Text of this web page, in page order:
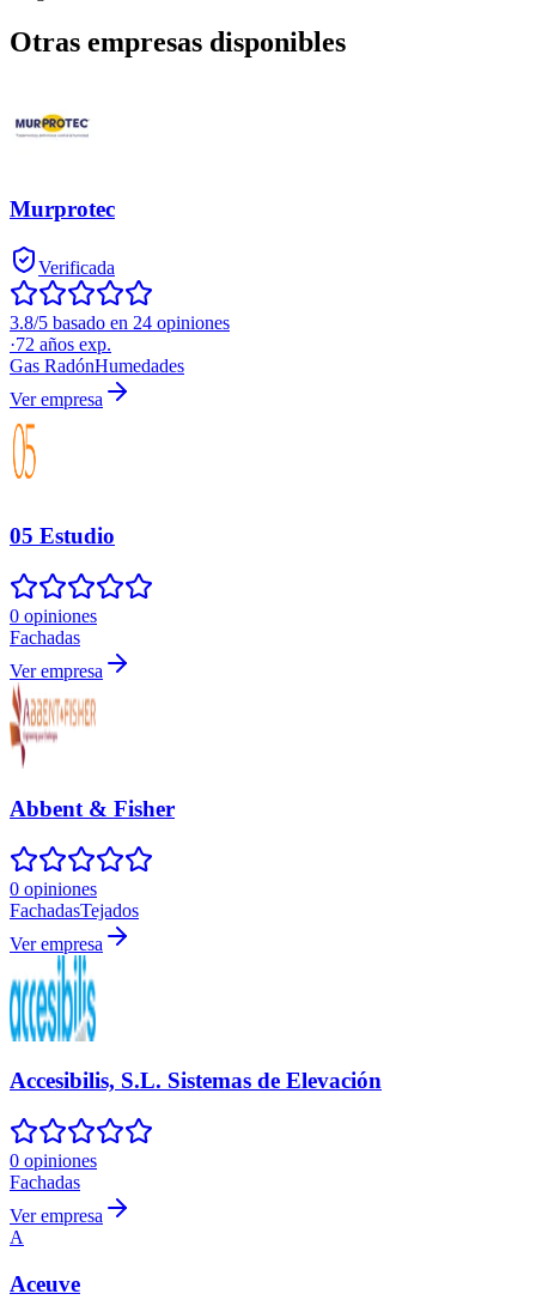
Otras empresas disponibles
Murprotec
Verificada
3.8/5 basado en 24 opiniones
·72 años exp.
Gas RadónHumedades
Ver empresa
05 Estudio
0 opiniones
Fachadas
Ver empresa
Abbent & Fisher
0 opiniones
FachadasTejados
Ver empresa
Accesibilis, S.L. Sistemas de Elevación
0 opiniones
Fachadas
Ver empresa
A
Aceuve